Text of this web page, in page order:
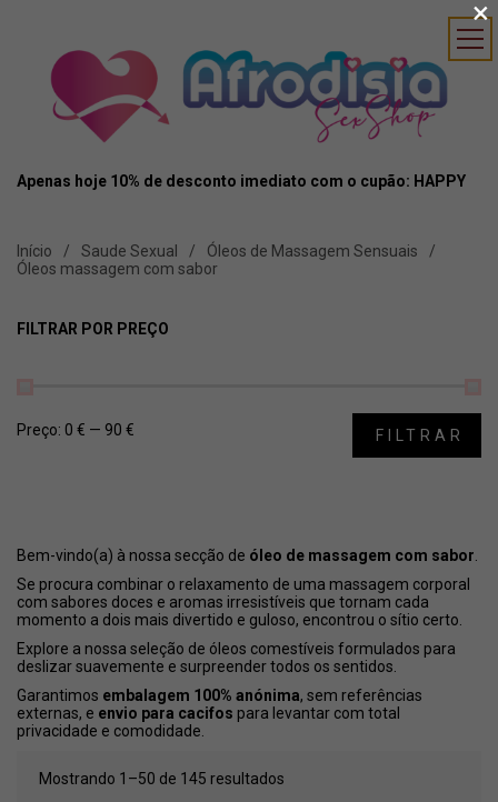
Apenas hoje 10% de desconto imediato com o cupão: HAPPY
Início Saude Sexual
Óleos de Massagem Sensuais
Óleos massagem com sabor
FILTRAR POR PREÇO
FILTRAR
Preço: 0 € — 90 €
Bem-vindo(a) à nossa secção de óleo de massagem com sabor
Se procura combinar o relaxamento de uma massagem corporal
com sabores doces e aromas irresistíveis que tornam cada
momento a dois mais divertido e guloso, encontrou o sítio certo.
Explore a nossa seleção de óleos comestíveis formulados para
deslizar suavemente e surpreender todos os sentidos.
Garantimos embalagem 100% anónima, sem referências
externas, e envio para cacifos para levantar com total
privacidade e comodidade.
Mostrando 1–50 de 145 resultados
×